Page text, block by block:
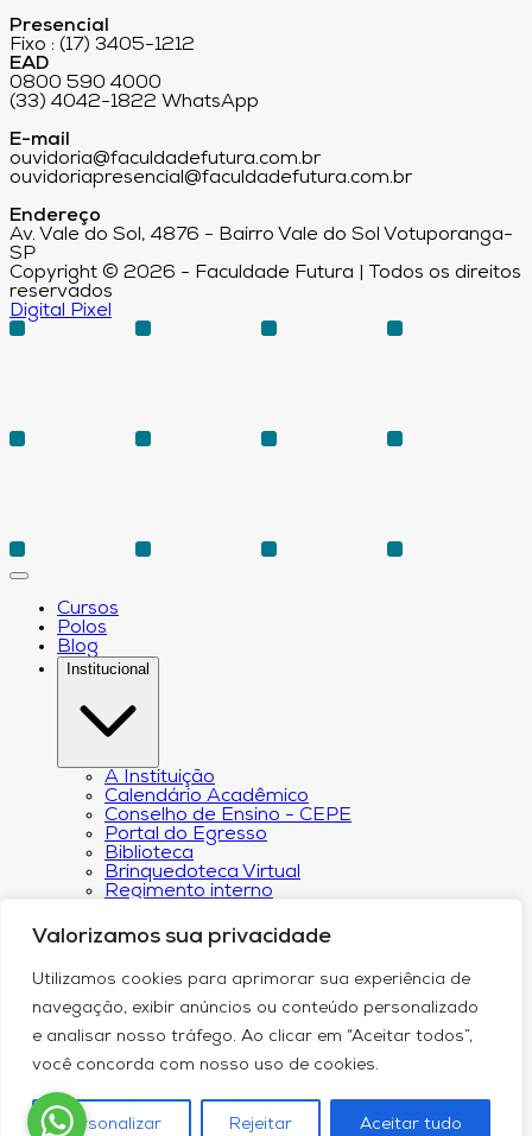
Valorizamos sua privacidade
Utilizamos cookies para aprimorar sua experiência de
navegação, exibir anúncios ou conteúdo personalizado
e analisar nosso tráfego. Ao clicar em “Aceitar todos”,
você concorda com nosso uso de cookies.
Personalizar Rejeitar Aceitar tudo
Presencial
Fixo : (17) 3405-1212
EAD
0800 590 4000
(33) 4042-1822 WhatsApp
E-mail
ouvidoria@faculdadefutura.com.br
ouvidoriapresencial@faculdadefutura.com.br
Endereço
Av. Vale do Sol, 4876 - Bairro Vale do Sol Votuporanga-
SP
Copyright © 2026 - Faculdade Futura | Todos os direitos
reservados
Digital Pixel
Cursos
Polos
Blog
Institucional
A Instituição
Calendário Acadêmico
Conselho de Ensino - CEPE
Portal do Egresso
Biblioteca
Brinquedoteca Virtual
Regimento interno
Aproveitamento
Resoluções e Portarias
CPA – Comissão Própria de Avaliação
Núcleo de Apoio Psicopedagógico
Faculdade Futura
Núcleo de Arte e Cultura
Curricularização da Extensão
Canal de Comunicação do DPO